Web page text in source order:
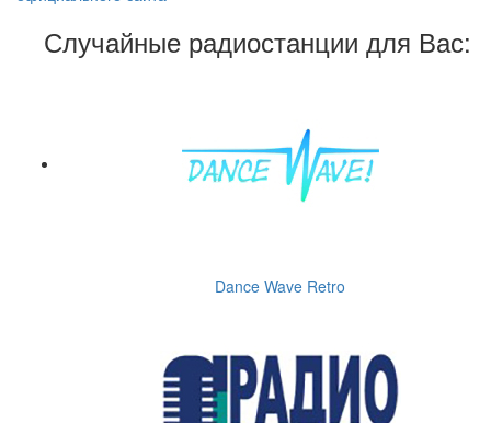
Случайные радиостанции для Вас:
Dance Wave Retro